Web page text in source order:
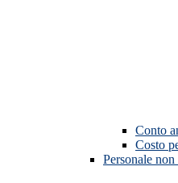
Conto
Costo
Personale